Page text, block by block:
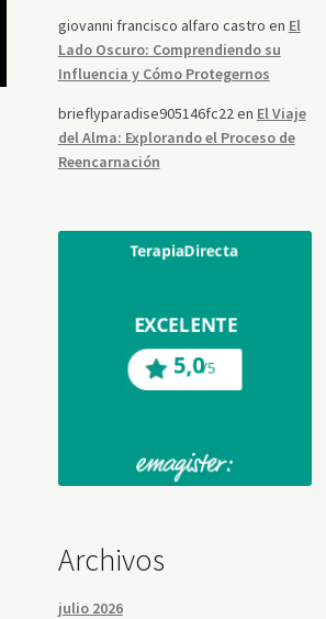
giovanni francisco alfaro castro en El
Lado Oscuro: Comprendiendo su
Influencia y Cómo Protegernos
brieflyparadise905146fc22en El Viaje
del Alma: Explorando el Proceso de
Reencarnación
Archivos
julio 2026